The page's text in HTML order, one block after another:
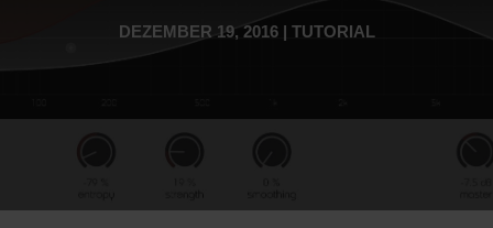
DEZEMBER 19, 2016 | TUTORIAL